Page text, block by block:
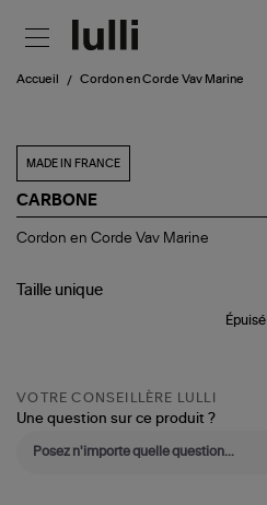
Accueil Cordon en Corde Vav Marine
MADE IN FRANCE
CARBONE
Cordon
Vav
Cordon en Corde Vav Marine
Taille unique
Épuisé
VOTRE CONSEILLÈRE LULLI
Une question sur ce produit ?